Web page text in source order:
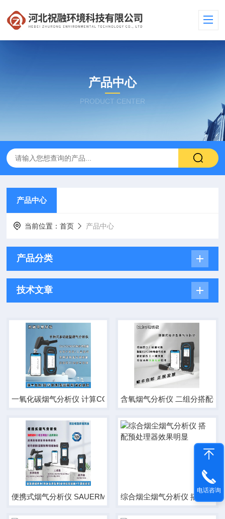
产品中心
PRODUCT CENTER
产品中心
当前位置：首页 产品中心
产品分类
技术文章
一氧化碳烟气分析仪 计算CO2/高精度NOx测量含氧烟气分析仪 二组分搭配
便携式烟气分析仪 SAUERMANN一级代理商综合烟尘烟气分析仪 搭配预处
电话咨询